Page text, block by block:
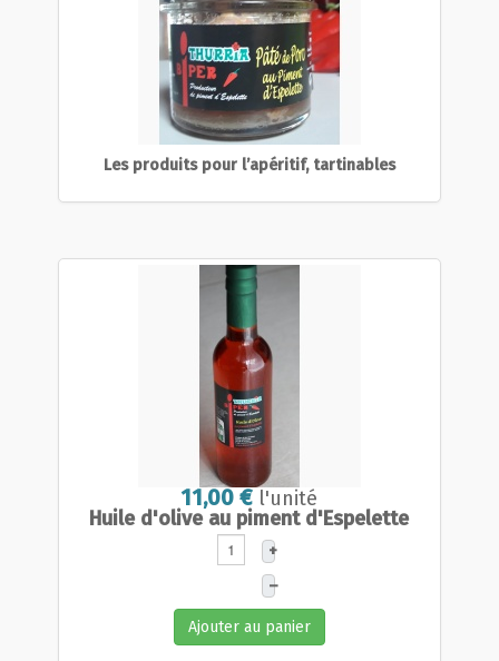
Les produits pour l’apéritif, tartinables
11,00 € l'unité
Huile d'olive au piment d'Espelette
+
–
Ajouter au panier